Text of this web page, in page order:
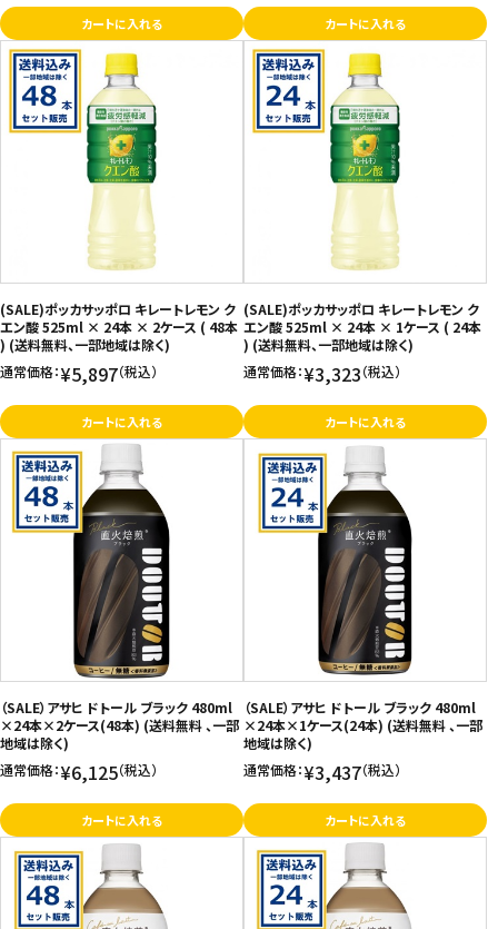
カートに入れる カートに入れる
(SALE)ポッカサッポロ キレートレモン ク
エン酸 525ml × 24本 × 2ケース ( 48本
) (送料無料、一部地域は除く)
通常価格：¥5,897（税込）
カートに入れる
(SALE)ポッカサッポロ キレートレモン ク
エン酸 525ml × 24本 × 1ケース ( 24本
) (送料無料、一部地域は除く)
通常価格：¥3,323（税込）
カートに入れる
（SALE）アサヒ ドトール ブラック 480ml
×24本×2ケース(48本) (送料無料 、一部
地域は除く)
通常価格：¥6,125（税込）
カートに入れる
（SALE）アサヒ ドトール ブラック 480ml
×24本×1ケース(24本) (送料無料 、一部
地域は除く)
通常価格：¥3,437（税込）
カートに入れる